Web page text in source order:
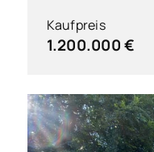
Kaufpreis
1.200.000 €